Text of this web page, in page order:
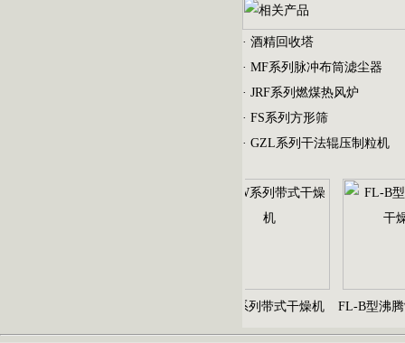
· 酒精回收塔
· MF系列脉冲布筒滤尘器
· JRF系列燃煤热风炉
· FS系列方形筛
· GZL系列干法辊压制粒机
DW系列带式干燥机 FL-B型沸腾